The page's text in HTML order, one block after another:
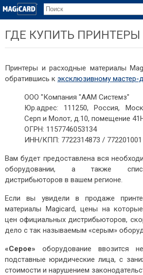
Magicard Pronto100
Magicard Pronto
Magicard Prima 8
Расходные материалы
Сублимационная печать
Ретрансферная печать
Дополнительные опции
Повторная печать
Ламинирование
ГДЕ КУПИТЬ ПРИНТЕРЫ
Принтеры и расходные материалы
обратившись к эксклюзивному мастер-
ООО "Компания "ААМ Системз"
Юр.адрес: 111250, Россия,
Серп и Молот, д.10, помещение
ОГРН: 1157746053134
ИНН/КПП: 7722314873 / 772201001
Вам будет предоставлена вся
оборудовании, а также
дистрибьюторов в вашем регионе.
Если вы увидели в продаже
материалы Magicard, цены на
цен официальных дистрибьюторов,
дело с так называемым «серым»
«Серое» оборудование ввозится
подставные юридические лица, с
стоимости и нарушением